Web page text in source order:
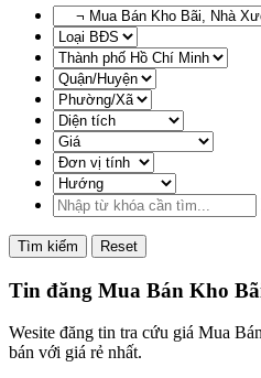
Tìm kiếm Reset
Tin đăng Mua Bán Kho
Wesite đăng tin tra cứu giá Mua
bán với giá rẻ nhất.